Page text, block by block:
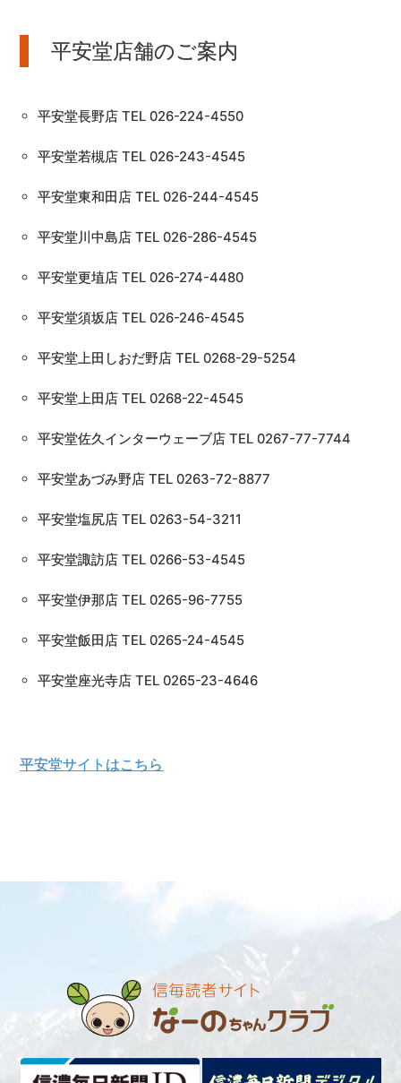
平安堂店舗のご案内
平安堂長野店 TEL 026-224-4550
平安堂若槻店 TEL 026-243-4545
平安堂東和田店 TEL 026-244-4545
平安堂川中島店 TEL 026-286-4545
平安堂更埴店 TEL 026-274-4480
平安堂須坂店 TEL 026-246-4545
平安堂上田しおだ野店 TEL 0268-29-5254
平安堂上田店 TEL 0268-22-4545
平安堂佐久インターウェーブ店 TEL 0267-77-7744
平安堂あづみ野店 TEL 0263-72-8877
平安堂塩尻店 TEL 0263-54-3211
平安堂諏訪店 TEL 0266-53-4545
平安堂伊那店 TEL 0265-96-7755
平安堂飯田店 TEL 0265-24-4545
平安堂座光寺店 TEL 0265-23-4646
平安堂サイトはこちら